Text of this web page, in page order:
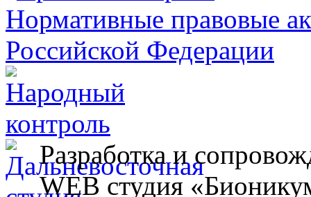
Разработка и
WEB студия